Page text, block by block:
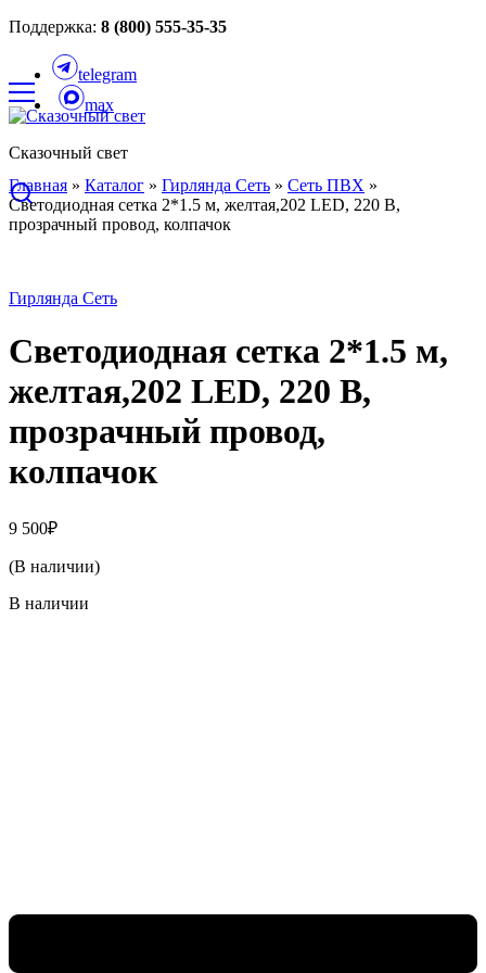
Поддержка: 8 (800) 555-35-35
telegram
max
Сказочный свет
Главная » Каталог » Гирлянда Сеть » Сеть ПВХ »
Светодиодная сетка 2*1.5 м, желтая,202 LED, 220 B,
прозрачный провод, колпачок
Гирлянда Сеть
Светодиодная сетка 2*1.5 м,
желтая,202 LED, 220 B,
прозрачный провод,
колпачок
9 500₽
(В наличии)
В наличии